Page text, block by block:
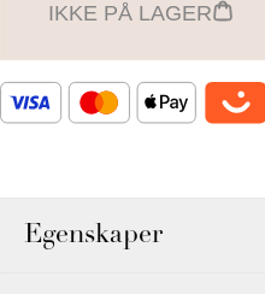
IKKE PÅ LAGER
Egenskaper